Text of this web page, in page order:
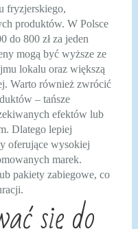
fryzjerskiego,
produktów. W Polsce
do 800 zł za jeden
mogą być wyższe ze
lokalu oraz większą
Warto również zwrócić
– tańsze
efektów lub
Dlatego lepiej
oferujące wysokiej
marek.
pakiety zabiegowe, co